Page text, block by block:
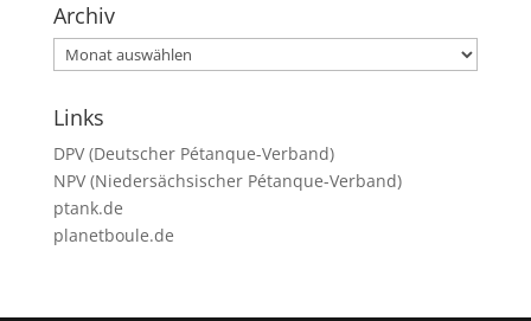
Archiv
Archiv
Links
DPV (Deutscher Pétanque-Verband)
NPV (Niedersächsischer Pétanque-Verband)
ptank.de
planetboule.de